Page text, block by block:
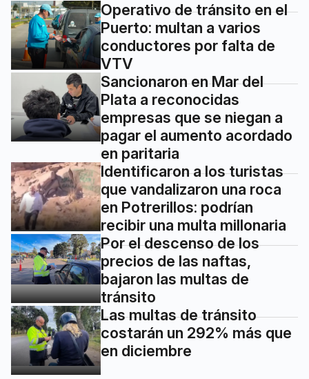
Operativo de tránsito en el
Puerto: multan a varios
conductores por falta de
VTV
Sancionaron en Mar del
Plata a reconocidas
empresas que se niegan a
pagar el aumento acordado
en paritaria
Identificaron a los turistas
que vandalizaron una roca
en Potrerillos: podrían
recibir una multa millonaria
Por el descenso de los
precios de las naftas,
bajaron las multas de
tránsito
Las multas de tránsito
costarán un 292% más que
en diciembre